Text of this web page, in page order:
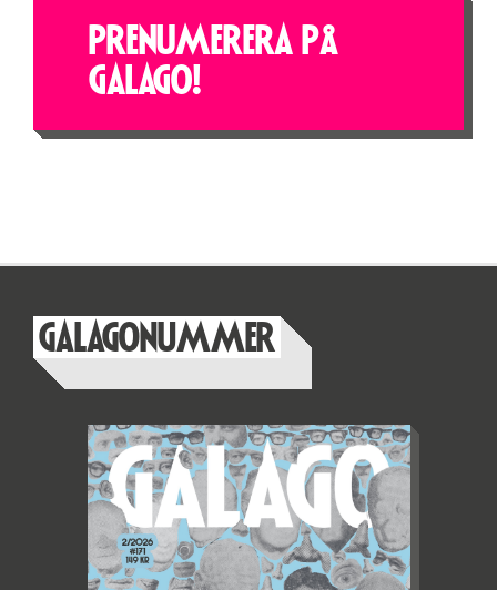
PRENUMERERA PÅ
GALAGO!
GALAGONUMMER